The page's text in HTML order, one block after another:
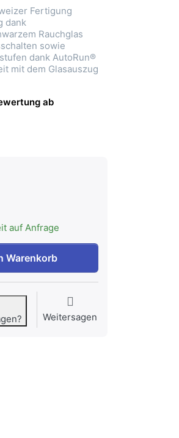
Fertigung
dank
Rauchglas
sowie
dank AutoRun®
mit dem Glasauszug
ab
auf Anfrage
90 Umluft mit Plasma Compact Glas
Warenkorb
Weitersagen